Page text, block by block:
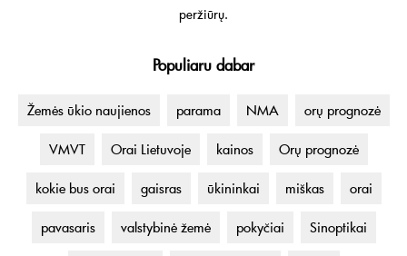
peržiūrų.
Populiaru dabar
Žemės ūkio naujienos parama NMA orų prognozė
VMVT Orai Lietuvoje kainos Orų prognozė
kokie bus orai gaisras ūkininkai miškas orai
pavasaris valstybinė žemė pokyčiai Sinoptikai